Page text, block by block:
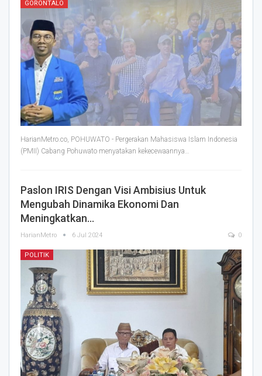
GORONTALO
HarianMetro.co, POHUWATO - Pergerakan Mahasiswa Islam Indonesia
(PMII) Cabang Pohuwato menyatakan kekecewaannya…
Paslon IRIS Dengan Visi Ambisius Untuk
Mengubah Dinamika Ekonomi Dan
Meningkatkan…
HarianMetro 6 Jul 2024 0
POLITIK